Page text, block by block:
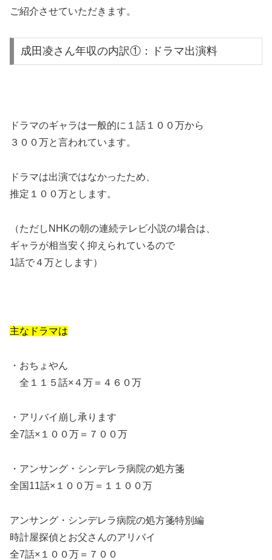
ご紹介させていただきます。
成田凌さん年収の内訳①：ドラマ出演料
ドラマのギャラは一般的に１話１００万から
３００万と言われています。
ドラマは出演ではなかったため、
推定１００万とします。
（ただしNHKの朝の連続テレビ小説の場合は、
ギャラが相当安く抑えられているので
1話で４万とします）
主なドラマは
・おちょやん
全１１５話×４万＝４６０万
・アリバイ崩し承ります
全7話×１００万＝７００万
・アンサング・シンデレラ病院の処方箋
全国11話×１００万＝１１００万
アンサング・シンデレラ病院の処方箋特別編
時計屋探偵とお父さんのアリバイ
全7話×１００万＝７００